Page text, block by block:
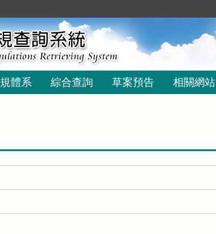
體系 綜合查詢 草案預告 相關網站